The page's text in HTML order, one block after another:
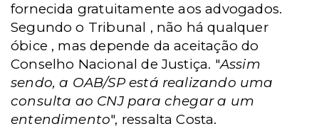
fornecida gratuitamente aos advogados.
Segundo o Tribunal , não há qualquer
óbice , mas depende da aceitação do
Conselho Nacional de Justiça. "Assim
sendo, a OAB/SP está realizando uma
consulta ao CNJ para chegar a um
entendimento", ressalta Costa.